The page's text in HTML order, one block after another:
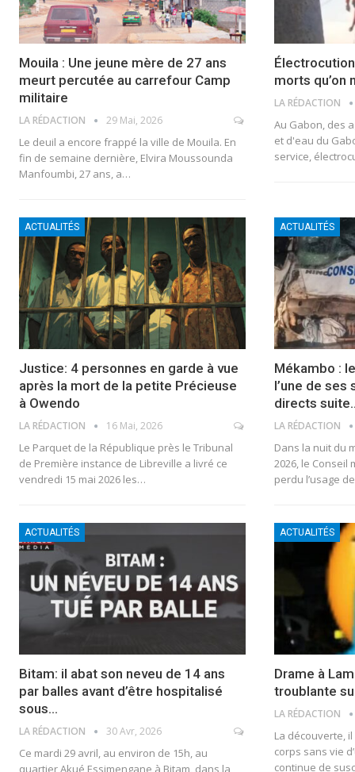
Mouila : Une jeune mère de 27 ans
meurt percutée au carrefour Camp
militaire
LA RÉDACTION 29 Mai, 2026
Le deuil a encore frappé la ville de Mouila. En
fin de semaine dernière, Elvira Moussounda
Manfoumbi, 27 ans, a…
morts qu’on
LA RÉDACTION
Au Gabon, des
et d'eau du
service,
ACTUALITÉS
Justice: 4 personnes en garde à vue
après la mort de la petite Précieuse
à Owendo
LA RÉDACTION 16 Mai, 2026
Le Parquet de la République près le Tribunal
de Première instance de Libreville a livré ce
vendredi 15 mai 2026 les…
ACTUALITÉS
Mékambo :
l’une de ses
directs
LA RÉDACTION
Dans la nuit du
2026, le Conseil
perdu l’usage
ACTUALITÉS
Bitam: il abat son neveu de 14 ans
par balles avant d’être hospitalisé
sous…
LA RÉDACTION 30 Avr, 2026
Ce mardi 29 avril, au environ de 15h, au
quartier Akué Essimengane à Bitam, dans la
ACTUALITÉS
Drame à
troublante
LA RÉDACTION
La découverte,
corps sans vie
continue de